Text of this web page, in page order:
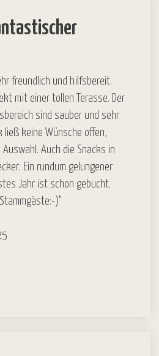
freundlich und hilfsbereit.
mit einer tollen Terasse. Der
sind sauber und sehr
ließ keine Wünsche offen,
Auch die Snacks in
Ein rundum gelungener
Jahr ist schon gebucht.
)"